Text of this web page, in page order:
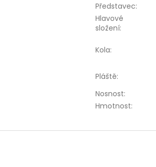
Představec:
Hlavové
složení:
Kola:
Pláště:
Nosnost:
Hmotnost: